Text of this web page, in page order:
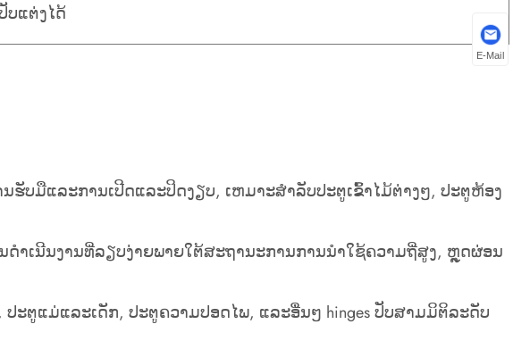
ບແຕ່ງໄດ້
ຮັບມືແລະການເປີດແລະປິດງຽບ, ເຫມາະສໍາລັບປະຕູເຂົ້າໄມ້ຕ່າງໆ, ປະຕູຫ້ອງ
າເນີນງານທີ່ລຽບງ່າຍພາຍໃຕ້ສະຖານະການການນໍາໃຊ້ຄວາມຖີ່ສູງ, ຫຼຸດຜ່ອນ
ຕູແມ່ແລະເດັກ, ປະຕູຄວາມປອດໄພ, ແລະອື່ນໆ hinges ປັບສາມມິຕິລະດັບ
E-Mail